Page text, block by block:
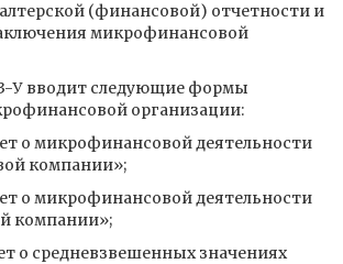
(финансовой) отчетности и
микрофинансовой
У вводит следующие формы
организации:
о микрофинансовой деятельности
компании»;
о микрофинансовой деятельности
компании»;
о средневзвешенных значениях